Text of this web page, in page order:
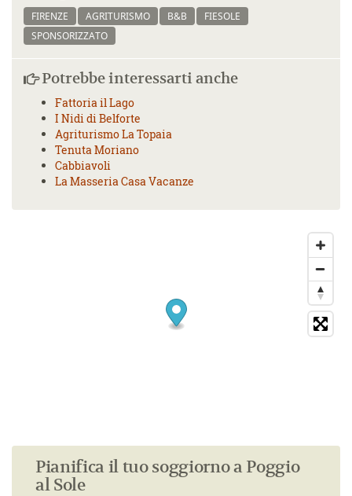
FIRENZE AGRITURISMO B&B
FIESOLE
SPONSORIZZATO
Potrebbe interessarti anche
Fattoria il Lago
I Nidi di Belforte
Agriturismo La Topaia
Tenuta Moriano
Cabbiavoli
La Masseria Casa Vacanze
Pianifica il tuo soggiorno a Poggio
al Sole